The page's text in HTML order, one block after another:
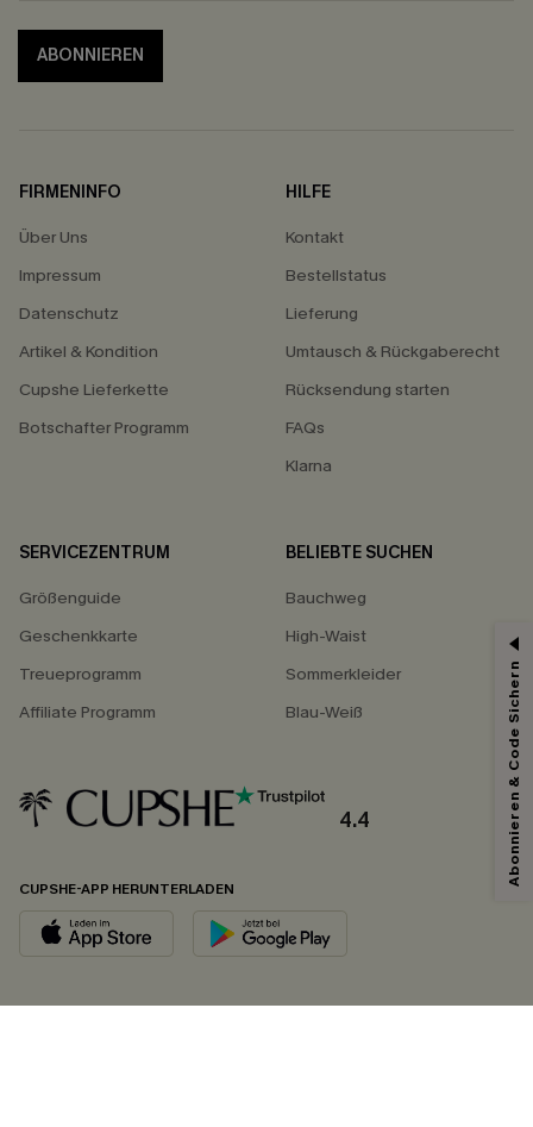
ABONNIEREN
FIRMENINFO
Über Uns
Impressum
Datenschutz
Artikel & Kondition
Cupshe Lieferkette
Botschafter Programm
HILFE
Kontakt
Bestellstatus
Lieferung
Umtausch & Rückgaberecht
Rücksendung starten
FAQs
Klarna
SERVICEZENTRUM
Größenguide
Geschenkkarte
Treueprogramm
Affiliate Programm
BELIEBTE SUCHEN
Bauchweg
High-Waist
Sommerkleider
Blau-Weiß
4.4
CUPSHE-APP HERUNTERLADEN
Abonnieren & Code Sichern